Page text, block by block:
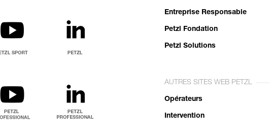
Entreprise Responsable
Petzl Fondation
Petzl Solutions
AUTRES SITES WEB PETZL
Opérateurs
Intervention